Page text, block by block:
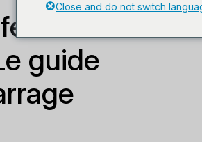
de
guide
Close and do not switch